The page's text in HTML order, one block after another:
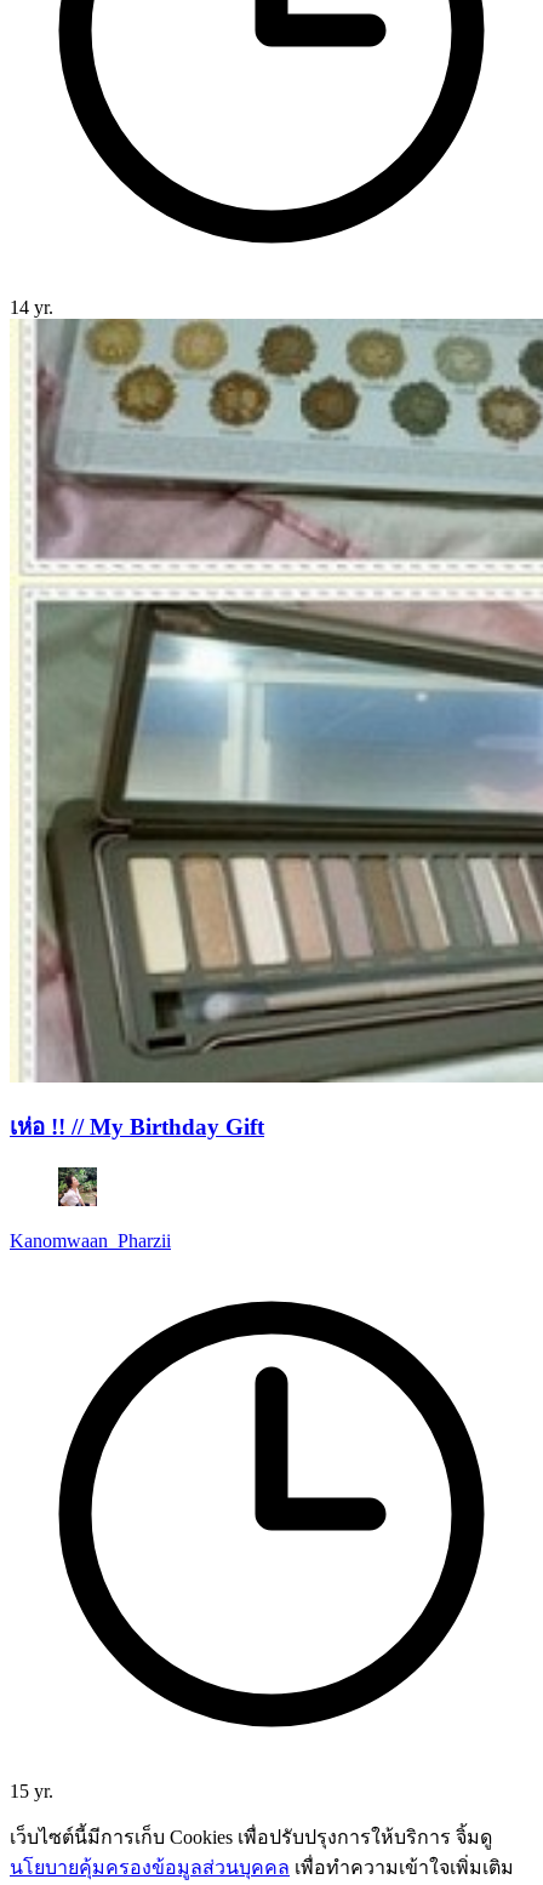
14 yr.
เห่อ !! // My Birthday Gift
Kanomwaan_Pharzii
15 yr.
เว็บไซต์นี้มีการเก็บ Cookies เพื่อปรับปรุงการให้บริการ จิ้มดู
นโยบายคุ้มครองข้อมูลส่วนบุคคล เพื่อทำความเข้าใจเพิ่มเติม